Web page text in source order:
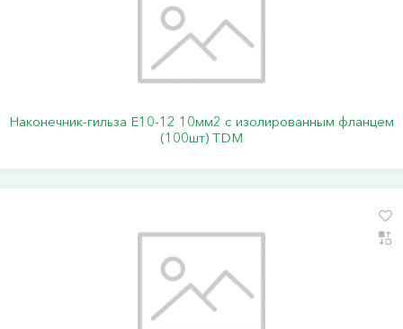
Наконечник-гильза Е10-12 10мм2 с изолированным фланцем
(100шт) TDM